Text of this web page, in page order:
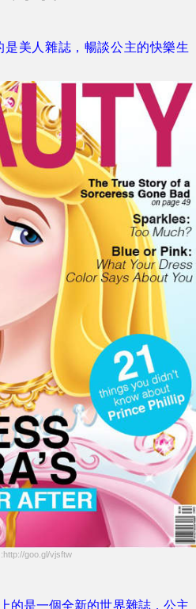
美人雜誌，暢談公主的快樂生
:http://goo.gl/vjsftw
的是一個全新的世界雜誌，公主